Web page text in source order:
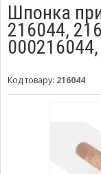
Шпонка
216044,
Код товару: 216044